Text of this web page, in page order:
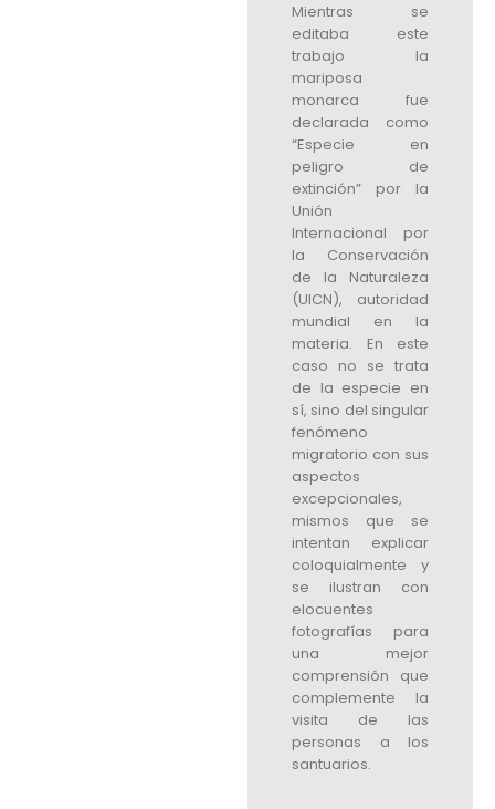
Mientras se
editaba este
trabajo la
mariposa
monarca fue
declarada como
“Especie en
peligro de
extinción” por la
Unión
Internacional por
la Conservación
de la Naturaleza
(UICN), autoridad
mundial en la
materia. En este
caso no se trata
de la especie en
sí, sino del singular
fenómeno
migratorio con sus
aspectos
excepcionales,
mismos que se
intentan explicar
coloquialmente y
se ilustran con
elocuentes
fotografías para
una mejor
comprensión que
complemente la
visita de las
personas a los
santuarios.